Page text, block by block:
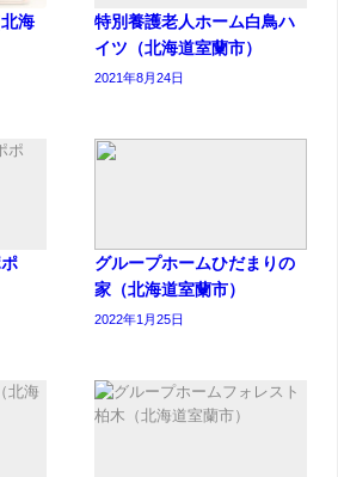
海
特別養護老人ホーム白鳥ハ
イツ（北海道室蘭市）
2021年8月24日
グループホームひだまりの
家（北海道室蘭市）
2022年1月25日